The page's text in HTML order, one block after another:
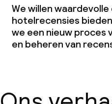
We willen
hotelrecensies
we een nieuw proces
en beheren van